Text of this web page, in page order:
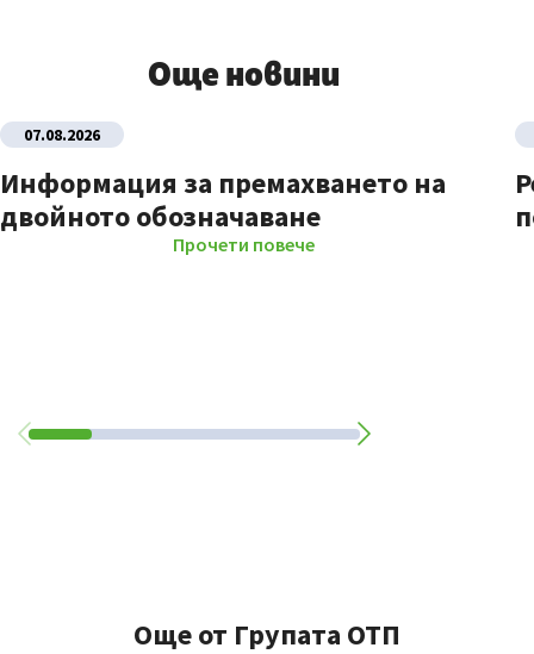
Още новини
07.08.2026
Информация за премахването на
двойното обозначаване
Прочети повече
Още от Групата ОТП